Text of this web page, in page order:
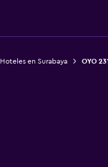
Hoteles en Surabaya OYO